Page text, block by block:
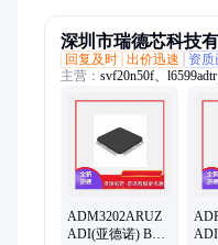
深圳市瑞德芯科技
回复及时 出价迅速 资质
主营： svf20n50f、
sp3232eey、t1635t-6i、算
继电器、svf10n60f、复用
大器、stf9nk90z、
fqpf6n90c、stw9nk90z
ADM3202ARUZ
ADI(亚德诺) BGA